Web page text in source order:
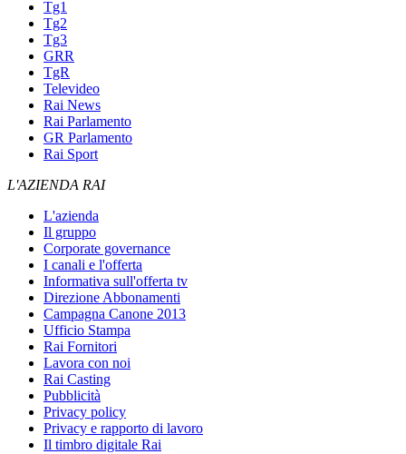
Tg1
Tg2
Tg3
GRR
TgR
Televideo
Rai News
Rai Parlamento
GR Parlamento
Rai Sport
L'AZIENDA RAI
L'azienda
Il gruppo
Corporate governance
I canali e l'offerta
Informativa sull'offerta tv
Direzione Abbonamenti
Campagna Canone 2013
Ufficio Stampa
Rai Fornitori
Lavora con noi
Rai Casting
Pubblicità
Privacy policy
Privacy e rapporto di lavoro
Il timbro digitale Rai